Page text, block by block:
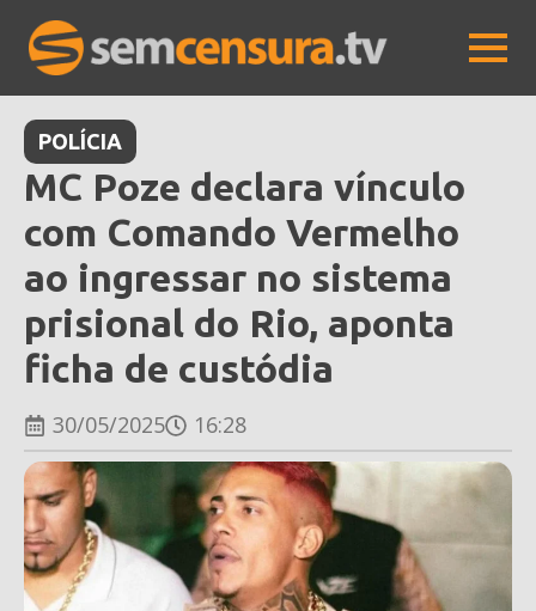
POLÍCIA
MC Poze declara vínculo
com Comando Vermelho
ao ingressar no sistema
prisional do Rio, aponta
ficha de custódia
30/05/2025 16:28